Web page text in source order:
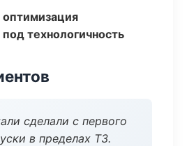
технологичность
сделали с первого
в пределах ТЗ.